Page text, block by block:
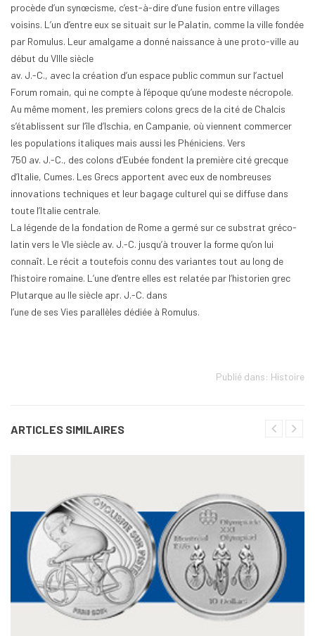
procède d’un synœcisme, c’est-à-dire d’une fusion entre villages
voisins. L’un d’entre eux se situait sur le Palatin, comme la ville fondée
par Romulus. Leur amalgame a donné naissance à une proto-ville au
début du VIIIe siècle
av. J.-C., avec la création d’un espace public commun sur l’actuel
Forum romain, qui ne compte à l’époque qu’une modeste nécropole.
Au même moment, les premiers colons grecs de la cité de Chalcis
s’établissent sur l’île d’Ischia, en Campanie, où viennent commercer
les populations italiques mais aussi les Phéniciens. Vers
750 av. J.-C., des colons d’Eubée fondent la première cité grecque
d’Italie, Cumes. Les Grecs apportent avec eux de nombreuses
innovations techniques et leur bagage culturel qui se diffuse dans
toute l’Italie centrale.
La légende de la fondation de Rome a germé sur ce substrat gréco-
latin vers le VIe siècle av. J.-C. jusqu’à trouver la forme qu’on lui
connaît. Le récit a toutefois connu des variantes tout au long de
l’histoire romaine. L’une d’entre elles est relatée par l’historien grec
Plutarque au IIe siècle apr. J.-C. dans
l’une de ses Vies parallèles dédiée à Romulus.
Publié dans: Histoire
ARTICLES SIMILAIRES